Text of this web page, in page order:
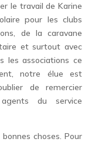
le travail de Karine
pour les clubs
de la caravane
et surtout avec
les associations ce
notre élue est
de remercier
du service
choses. Pour